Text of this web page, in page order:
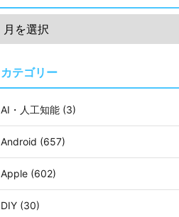
カテゴリー
AI・人工知能 (3)
Android (657)
Apple (602)
DIY (30)